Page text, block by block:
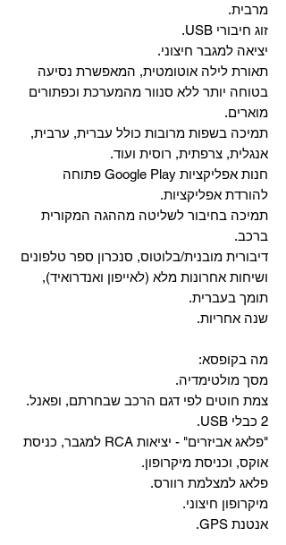
מרבית.
זוג חיבורי USB.
יציאה למגבר חיצוני.
תאורת לילה אוטומטית, המאפשרת נסיעה
בטוחה יותר ללא סנוור מהמערכת וכפתורים
מוארים.
תמיכה בשפות מרובות כולל עברית, ערבית,
אנגלית, צרפתית, רוסית ועוד.
‏חנות אפליקציות Google Play פתוחה
להורדת אפליקציות.
‏תמיכה בחיבור לשליטה מההגה המקורית
ברכב.
‏דיבורית מובנית/בלוטוס, ‏סנכרון ספר טלפונים
ושיחות אחרונות מלא (לאייפון ואנדרואיד),
תומך בעברית.
שנה אחריות.
מה בקופסא:
מסך מולטימדיה.
צמת חוטים לפי דגם הרכב שבחרתם, ופאנל.
2 כבלי USB.
"פלאג אביזרים" - יציאות RCA למגבר, כניסת
אוקס, וכניסת מיקרופון.
פלאג למצלמת רוורס.
מיקרופון חיצוני.
אנטנת GPS.